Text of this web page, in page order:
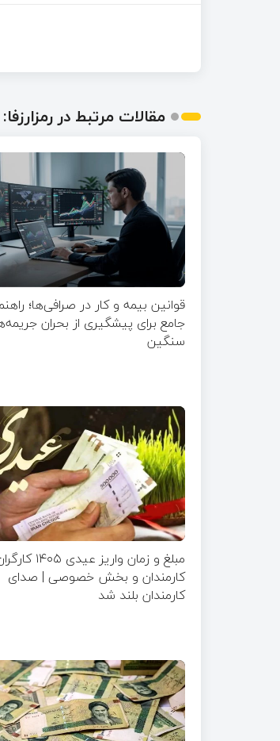
مقالات مرتبط در رمزارزفا:
قوانین بیمه و کار در صرافی‌ها؛
جامع برای پیشگیری از بحران
سنگین
مبلغ و زمان واریز عیدی
کارمندان و بخش خصوصی | صدای
کارمندان بلند شد